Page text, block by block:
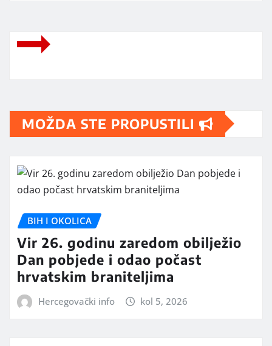
MOŽDA STE PROPUSTILI
BIH I OKOLICA
Vir 26. godinu zaredom obilježio
Dan pobjede i odao počast
hrvatskim braniteljima
Hercegovački info kol 5, 2026